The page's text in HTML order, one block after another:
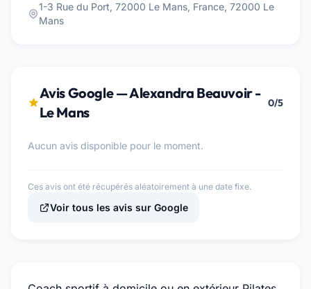
1-3 Rue du Port, 72000 Le Mans, France, 72000 Le
Mans
Avis Google — Alexandra Beauvoir -
Le Mans
0/5
Aucun avis disponible pour le moment.
Ces avis ont été récupérés aléatoirement à une date fixe.
Voir tous les avis sur Google